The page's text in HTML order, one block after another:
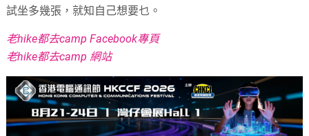
試坐多幾張，就知自己想要乜。
老hike都去camp Facebook專頁
老hike都去camp 網站